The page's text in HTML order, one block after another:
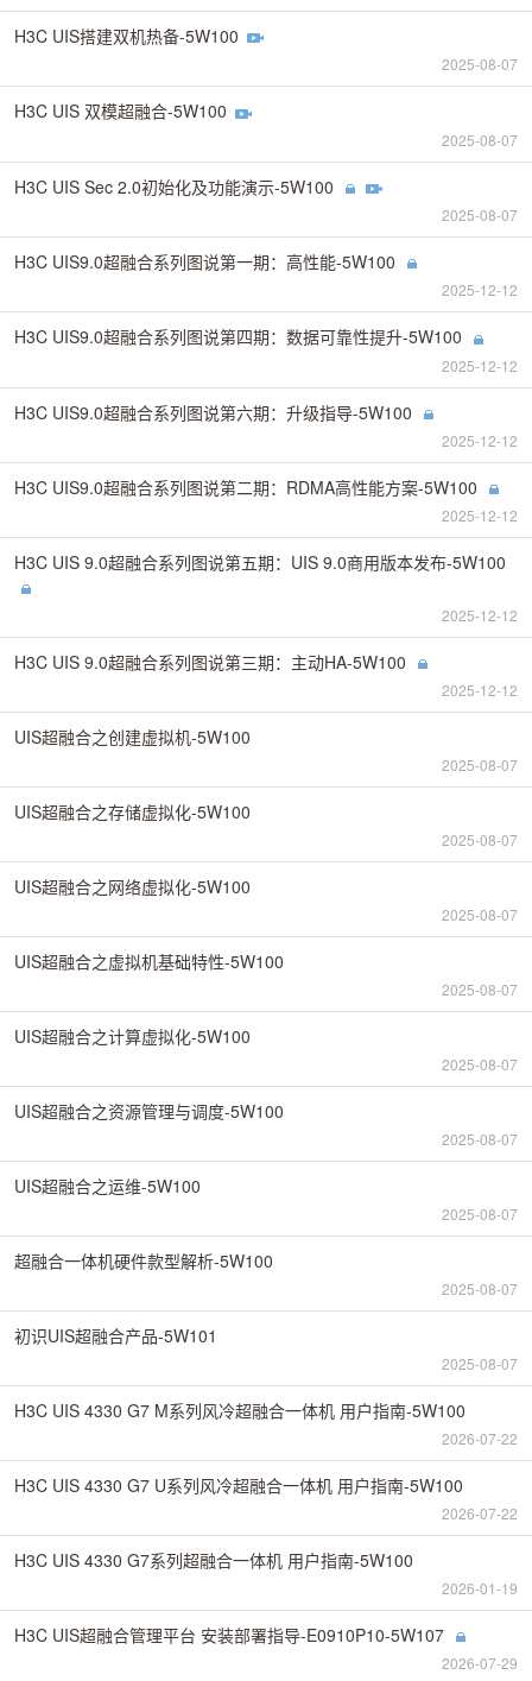
H3C UIS搭建双机热备-5W100
2025-08-07
H3C UIS 双模超融合-5W100
2025-08-07
H3C UIS Sec 2.0初始化及功能演示-5W100
2025-08-07
H3C UIS9.0超融合系列图说第一期：高性能-5W100
2025-12-12
H3C UIS9.0超融合系列图说第四期：数据可靠性提升-5W100
2025-12-12
H3C UIS9.0超融合系列图说第六期：升级指导-5W100
2025-12-12
H3C UIS9.0超融合系列图说第二期：RDMA高性能方案-5W100
2025-12-12
H3C UIS 9.0超融合系列图说第五期：UIS 9.0商用版本发布-5W100
2025-12-12
H3C UIS 9.0超融合系列图说第三期：主动HA-5W100
2025-12-12
UIS超融合之创建虚拟机-5W100
2025-08-07
UIS超融合之存储虚拟化-5W100
2025-08-07
UIS超融合之网络虚拟化-5W100
2025-08-07
UIS超融合之虚拟机基础特性-5W100
2025-08-07
UIS超融合之计算虚拟化-5W100
2025-08-07
UIS超融合之资源管理与调度-5W100
2025-08-07
UIS超融合之运维-5W100
2025-08-07
超融合一体机硬件款型解析-5W100
2025-08-07
初识UIS超融合产品-5W101
2025-08-07
H3C UIS 4330 G7 M系列风冷超融合一体机 用户指南-5W100
2026-07-22
H3C UIS 4330 G7 U系列风冷超融合一体机 用户指南-5W100
2026-07-22
H3C UIS 4330 G7系列超融合一体机 用户指南-5W100
2026-01-19
H3C UIS超融合管理平台 安装部署指导-E0910P10-5W107
2026-07-29